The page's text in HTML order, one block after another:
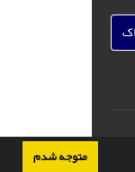
متوجه شدم